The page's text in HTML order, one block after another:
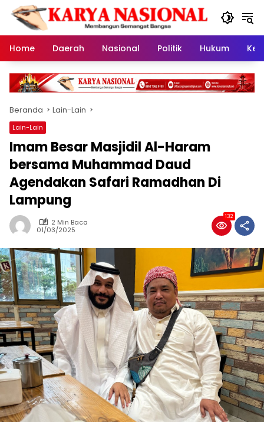
Langsung
konten
Home
Daerah Nasional Politik Hukum
Beranda Lain-Lain
Lain-Lain
Imam Besar Masjidil Al-Haram
bersama Muhammad Daud
Agendakan Safari Ramadhan Di
Lampung
2 Min Baca
01/03/2025
132